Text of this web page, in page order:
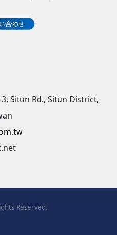
3, Situn Rd., Situn District,
Reserved.